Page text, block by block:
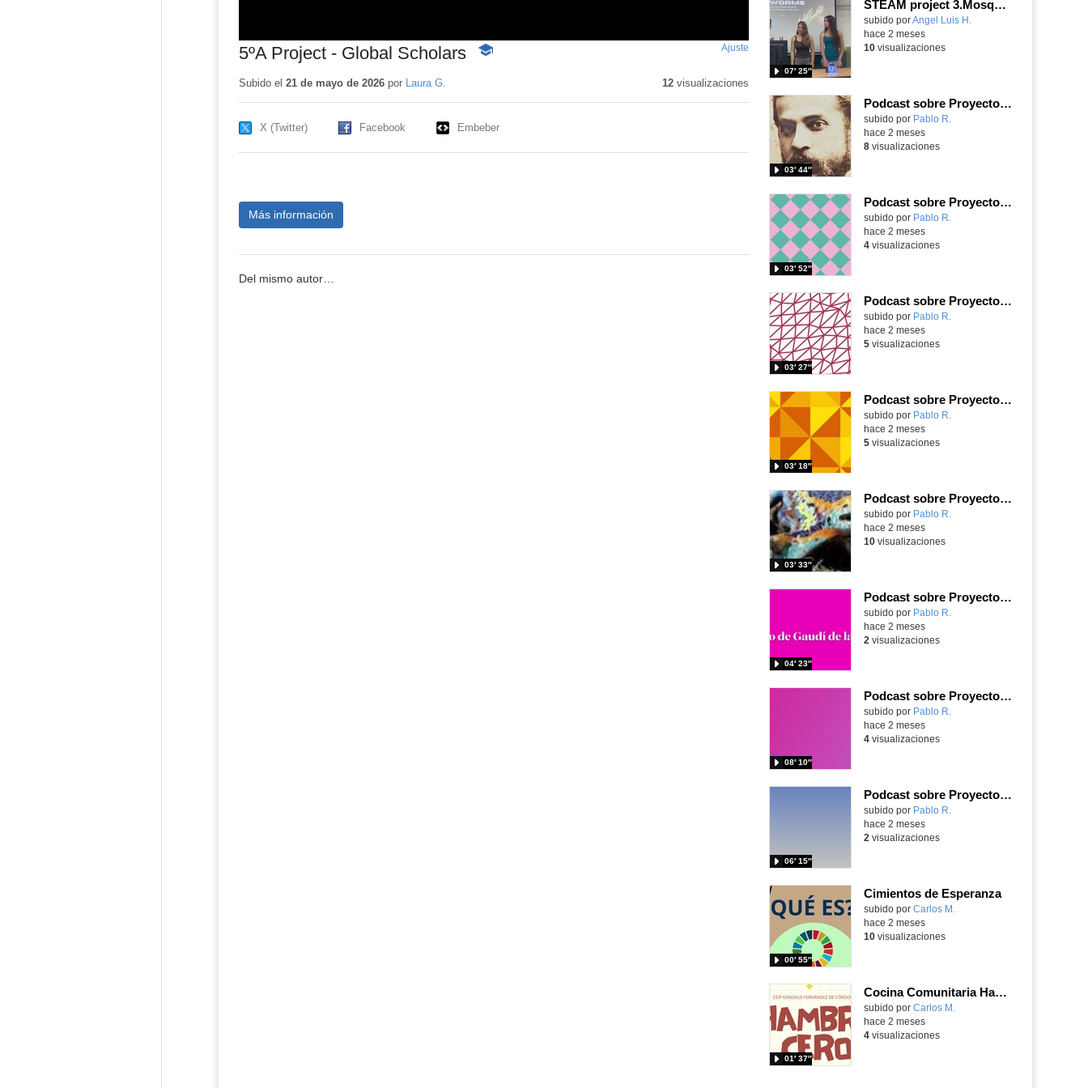
5ºA Project - Global Scholars
-
Ajuste
pantalla
Subido el 21 de mayo de 2026por Laura G. 12visualizaciones
X (Twitter) Facebook Embeber
Más información
Del mismo autor…
STEAM project 3.Mosquito trap. Inspired in the Glow worms of New Zealand. - Contenido educativo
Contenido educativo.
subido porAngel Luis H.
07′ 25″
hace 2 meses
10visualizaciones
Podcast sobre Proyecto eTwinning Antoni Gaudí nº 8 (en castellano)
Contenido educativo.
subido por Pablo R.
03′ 44″
hace 2 meses
8visualizaciones
Podcast sobre Proyecto eTwinning Antoni Gaudí nº 7 (en castellano)
Contenido educativo.
subido por Pablo R.
03′ 52″
hace 2 meses
4visualizaciones
Podcast sobre Proyecto eTwinning Antoni Gaudí nº 6 (en castellano)
Contenido educativo.
subido por Pablo R.
03′ 27″
hace 2 meses
5visualizaciones
Podcast sobre Proyecto eTwinning Antoni Gaudí nº 5 (en castellano)
Contenido educativo.
subido por Pablo R.
03′ 18″
hace 2 meses
5visualizaciones
Podcast sobre Proyecto eTwinning Antoni Gaudí nº 4 (en castellano)
Contenido educativo.
subido por Pablo R.
03′ 33″
hace 2 meses
10visualizaciones
Podcast sobre Proyecto eTwinning Antoni Gaudí nº 3 (en castellano)
Contenido educativo.
subido por Pablo R.
04′ 23″
hace 2 meses
2 visualizaciones
Podcast sobre Proyecto eTwinning Antoni Gaudí nº 2 (en castellano)
Contenido educativo.
subido por Pablo R.
08′ 10″
hace 2 meses
4visualizaciones
Podcast sobre Proyecto eTwinning Antoni Gaudí nº 1 (en castellano)
Contenido educativo.
subido por Pablo R.
06′ 15″
hace 2 meses
2 visualizaciones
Cimientos de Esperanza
Contenido educativo.
subido por Carlos M.
00′ 55″
hace 2 meses
10visualizaciones
Cocina Comunitaria Hambre CEro
Contenido educativo.
subido por Carlos M.
01′ 37″
hace 2 meses
4visualizaciones